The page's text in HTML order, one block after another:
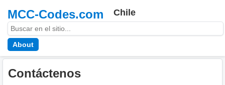
MCC-Codes.com Chile
About
Contáctenos